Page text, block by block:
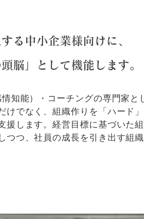
る中小企業様向けに、
脳」として機能します。
知能）・コーチングの専門家と
けでなく、組織作りを「ハード」
援します。経営目標に基づいた組
つつ、社員の成長を引き出す組織